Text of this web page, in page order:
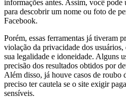
informações antes. Assim, você pode
para descobrir um nome ou foto de
Facebook.
Porém, essas ferramentas já tiveram
violação da privacidade dos
sua legalidade e idoneidade. Alguns
precisão dos resultados obtidos por
Além disso, já houve casos de roubo
preciso ter cautela se o site exigir
sensíveis.